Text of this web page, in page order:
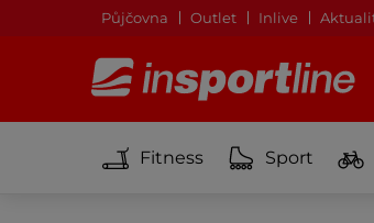
Půjčovna Outlet Inlive
Fitness Sport